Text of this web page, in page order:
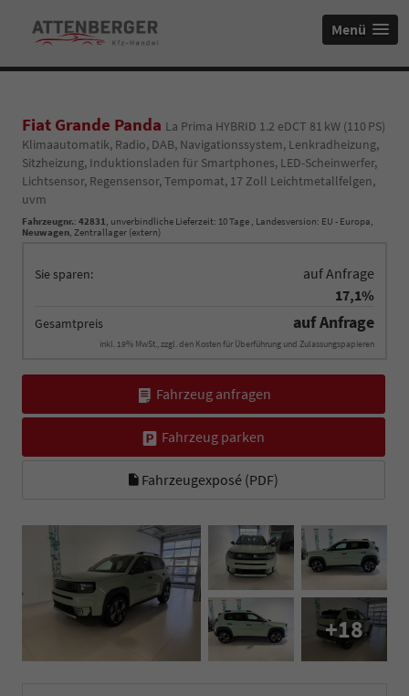
Menü
Fiat Grande Panda La Prima HYBRID 1.2 eDCT 81 kW (110 PS)
Klimaautomatik, Radio, DAB, Navigationssystem, Lenkradheizung,
Sitzheizung, Induktionsladen für Smartphones, LED-Scheinwerfer,
Lichtsensor, Regensensor, Tempomat, 17 Zoll Leichtmetallfelgen,
uvm
Fahrzeugnr.: 42831, unverbindliche Lieferzeit: 10 Tage , Landesversion: EU - Europa,
Neuwagen, Zentrallager (extern)
Sie sparen:
auf Anfrage
17,1%
Gesamtpreis auf Anfrage
inkl. 19% MwSt., zzgl. den Kosten für Überführung und Zulassungspapieren
Fahrzeug anfragen
Fahrzeug parken
Fahrzeugexposé (PDF)
+18